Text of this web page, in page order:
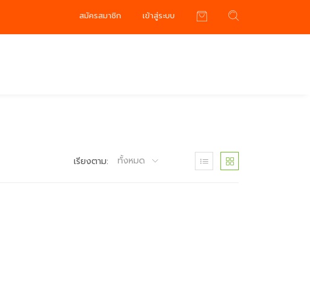
สมัครสมาชิก เข้าสู่ระบบ
เรียงตาม: ทั้งหมด